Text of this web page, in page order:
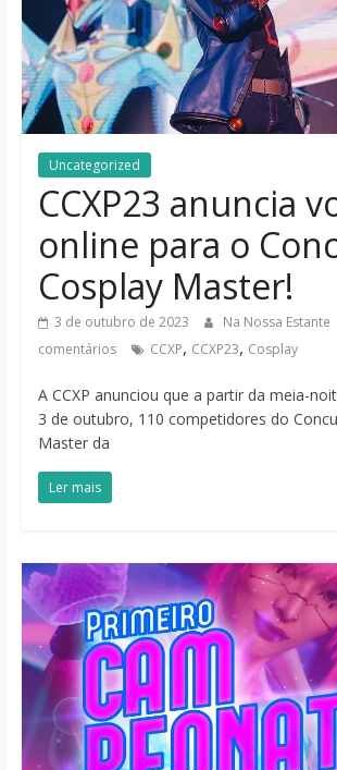
notícias
Uncategorized
CCXP23 anuncia
online para o
Cosplay Master!
3 de outubro de 2023 Na Nossa Estante
comentários
CCXP, CCXP23, Cosplay
A CCXP anunciou que a partir da meia-
3 de outubro, 110 competidores do
Master da
Ler mais